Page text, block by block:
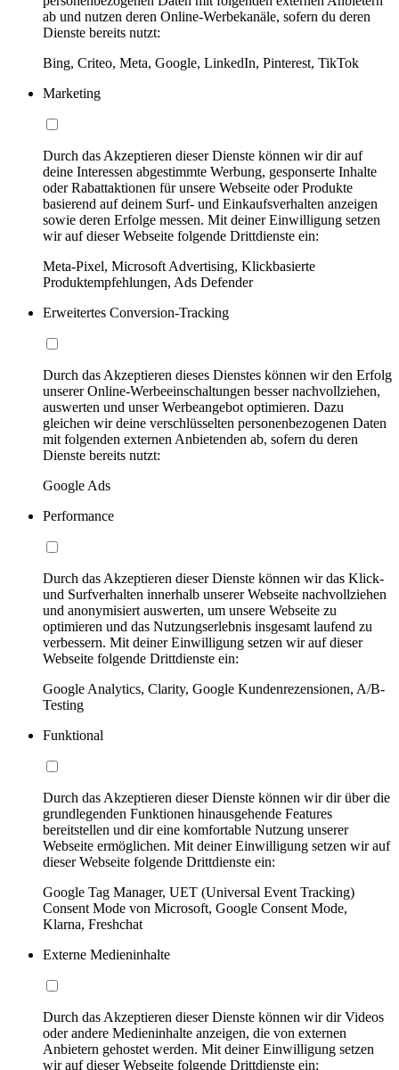
ab und nutzen deren Online-Werbekanäle, sofern du deren
Dienste bereits nutzt:
Bing, Criteo, Meta, Google, LinkedIn, Pinterest, TikTok
Marketing
Durch das Akzeptieren dieser Dienste können wir dir auf
deine Interessen abgestimmte Werbung, gesponserte Inhalte
oder Rabattaktionen für unsere Webseite oder Produkte
basierend auf deinem Surf- und Einkaufsverhalten anzeigen
sowie deren Erfolge messen. Mit deiner Einwilligung setzen
wir auf dieser Webseite folgende Drittdienste ein:
Meta-Pixel, Microsoft Advertising, Klickbasierte
Produktempfehlungen, Ads Defender
Erweitertes Conversion-Tracking
Durch das Akzeptieren dieses Dienstes können wir den Erfolg
unserer Online-Werbeeinschaltungen besser nachvollziehen,
auswerten und unser Werbeangebot optimieren. Dazu
gleichen wir deine verschlüsselten personenbezogenen Daten
mit folgenden externen Anbietenden ab, sofern du deren
Dienste bereits nutzt:
Google Ads
Performance
Durch das Akzeptieren dieser Dienste können wir das Klick-
und Surfverhalten innerhalb unserer Webseite nachvollziehen
und anonymisiert auswerten, um unsere Webseite zu
optimieren und das Nutzungserlebnis insgesamt laufend zu
verbessern. Mit deiner Einwilligung setzen wir auf dieser
Webseite folgende Drittdienste ein:
Google Analytics, Clarity, Google Kundenrezensionen, A/B-
Testing
Funktional
Durch das Akzeptieren dieser Dienste können wir dir über die
grundlegenden Funktionen hinausgehende Features
bereitstellen und dir eine komfortable Nutzung unserer
Webseite ermöglichen. Mit deiner Einwilligung setzen wir auf
dieser Webseite folgende Drittdienste ein:
Google Tag Manager, UET (Universal Event Tracking)
Consent Mode von Microsoft, Google Consent Mode,
Klarna, Freshchat
Externe Medieninhalte
Durch das Akzeptieren dieser Dienste können wir dir Videos
oder andere Medieninhalte anzeigen, die von externen
Anbietern gehostet werden. Mit deiner Einwilligung setzen
wir auf dieser Webseite folgende Drittdienste ein: